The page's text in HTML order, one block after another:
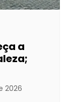
a
2026